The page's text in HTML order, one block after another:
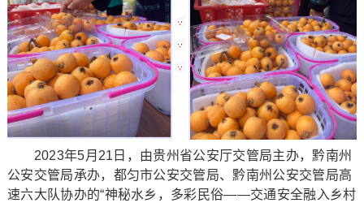
2023年5月21日，由贵州省公安厅交管局主办，黔南州
公安交管局承办，都匀市公安交管局、黔南州公安交管局高
速六大队协办的“神秘水乡，多彩民俗——交通安全融入乡村